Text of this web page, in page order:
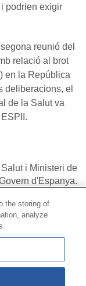
podrien exigir
reunió del
relació al brot
en la República
deliberacions, el
de la Salut va
i Ministeri de
d'Espanya.
Comissió de
Sanitari
the storing of
analyze